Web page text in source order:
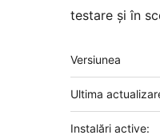
testare și în
Meta
Versiunea
Ultima
Instalări active: